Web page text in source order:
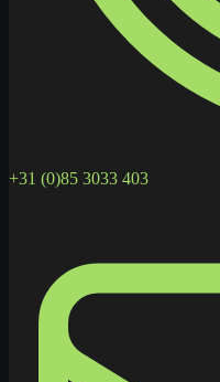
+31 (0)85 3033 403